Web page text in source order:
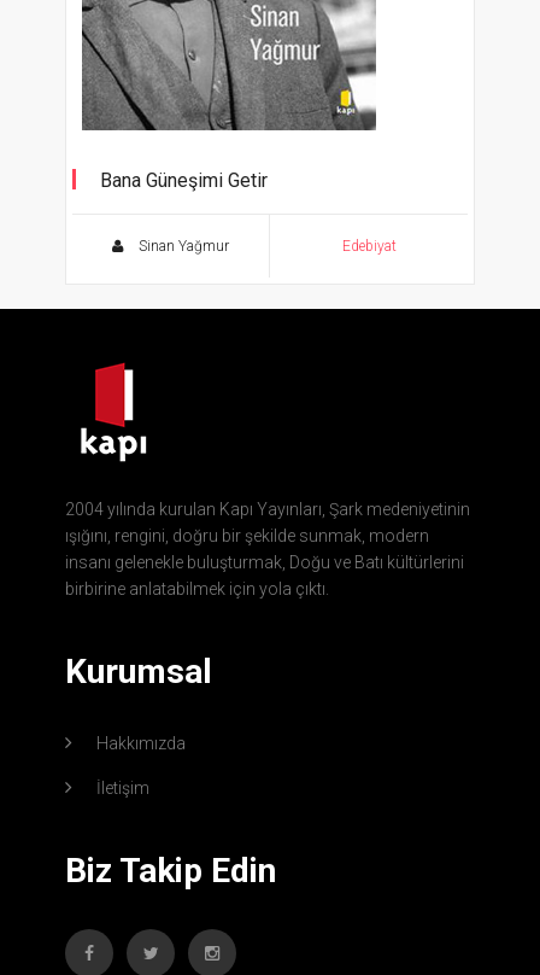
Bana Güneşimi Getir
Sinan Yağmur Edebiyat
2004 yılında kurulan Kapı Yayınları, Şark medeniyetinin
ışığını, rengini, doğru bir şekilde sunmak, modern
insanı gelenekle buluşturmak, Doğu ve Batı kültürlerini
birbirine anlatabilmek için yola çıktı.
Kurumsal
Hakkımızda
İletişim
Biz Takip Edin